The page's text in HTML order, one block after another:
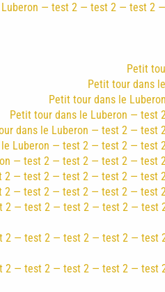
Luberon — test 2 — test 2 — test 2
Petit
Petit tour dans
Petit tour dans le
Petit tour dans le Luberon —
dans le Luberon — test 2 —
le Luberon — test 2 — test 2 —
— test 2 — test 2 — test 2 —
2 — test 2 — test 2 — test 2 —
2 — test 2 — test 2 — test 2 —
2 — test 2 — test 2 — test 2 —
2 — test 2 — test 2 — test 2 —
2 — test 2 — test 2 — test 2 —